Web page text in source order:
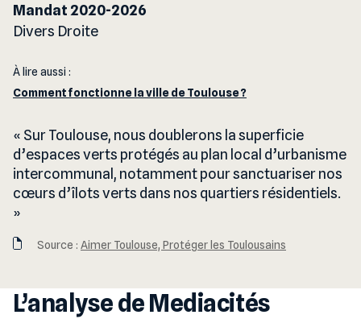
Mandat 2020-2026
Divers Droite
À lire aussi :
Comment fonctionne la ville de Toulouse ?
Sur Toulouse, nous doublerons la superficie
d’espaces verts protégés au plan local d’urbanisme
intercommunal, notamment pour sanctuariser nos
cœurs d’îlots verts dans nos quartiers résidentiels.
Source : Aimer Toulouse, Protéger les Toulousains
L’analyse de Mediacités